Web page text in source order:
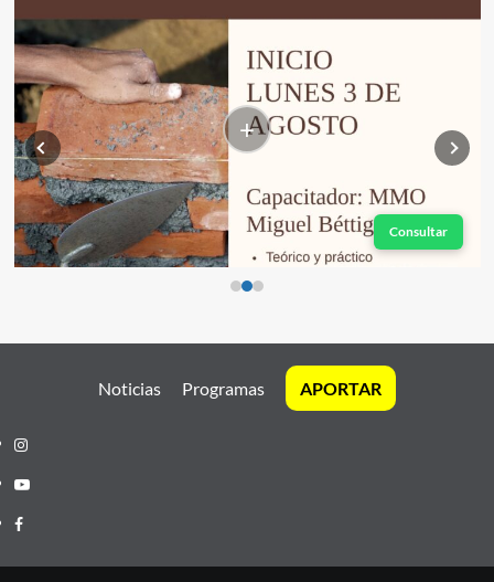
+
Consultar
Noticias Programas APORTAR
Instagram
Youtube
Facebook